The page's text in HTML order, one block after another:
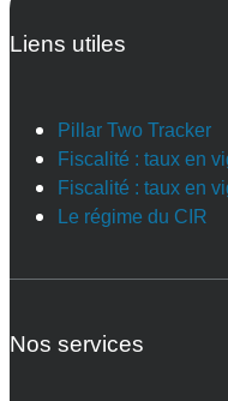
Liens utiles
Pillar Two Tracker
Fiscalité : taux en
Fiscalité : taux en
Le régime du CIR
Nos services